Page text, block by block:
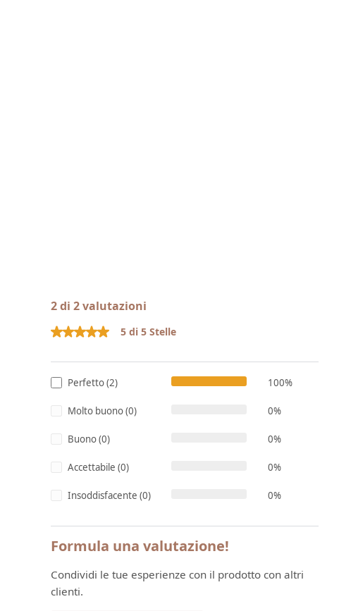
2 di 2 valutazioni
Valutazione media di 5 su 5 stelle
5 di 5 Stelle
Perfetto (2) 100%
Molto buono (0) 0%
Buono (0) 0%
Accettabile (0) 0%
Insoddisfacente (0) 0%
Formula una valutazione!
Condividi le tue esperienze con il prodotto con altri
clienti.